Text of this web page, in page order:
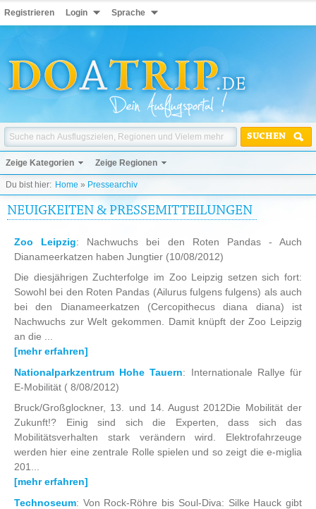
Registrieren Login Sprache
SUCHEN
Zeige Kategorien Zeige Regionen
Du bist hier: Home » Pressearchiv
NEUIGKEITEN & PRESSEMITTEILUNGEN
Zoo Leipzig: Nachwuchs bei den Roten Pandas - Auch
Dianameerkatzen haben Jungtier (10/08/2012)
Die diesjährigen Zuchterfolge im Zoo Leipzig setzen sich fort:
Sowohl bei den Roten Pandas (Ailurus fulgens fulgens) als auch
bei den Dianameerkatzen (Cercopithecus diana diana) ist
Nachwuchs zur Welt gekommen. Damit knüpft der Zoo Leipzig
an die ...
[mehr erfahren]
Nationalparkzentrum Hohe Tauern: Internationale Rallye für
E-Mobilität ( 8/08/2012)
Bruck/Großglockner, 13. und 14. August 2012Die Mobilität der
Zukunft!? Einig sind sich die Experten, dass sich das
Mobilitätsverhalten stark verändern wird. Elektrofahrzeuge
werden hier eine zentrale Rolle spielen und so zeigt die e-miglia
201...
[mehr erfahren]
Technoseum: Von Rock-Röhre bis Soul-Diva: Silke Hauck gibt